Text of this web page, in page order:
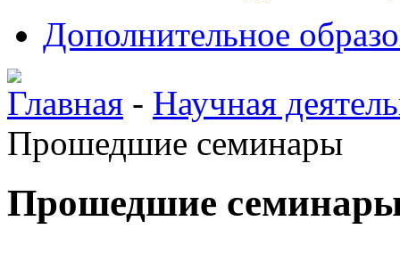
Дополнительное
Главная - Научная
Прошедшие семинары
Прошедшие